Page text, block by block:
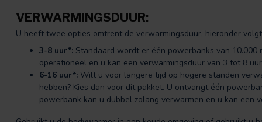
VERWARMINGSDUUR:
U heeft twee opties omtrent de verwarmingsduur, hieronder
3-8 uur*: Standaard wordt er één powerbanks van
operationeel en u kan een verwarmingsduur van 3 tot 8
6-16 uur*: Wilt u voor langere tijd op hogere standen
hebben? Kies dan voor dit pakket. U ontvangt één
powerbank kan u dubbel zolang verwarmen en u kan een